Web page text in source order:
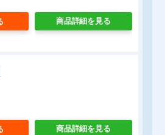
商品詳細を見る
商品詳細を見る